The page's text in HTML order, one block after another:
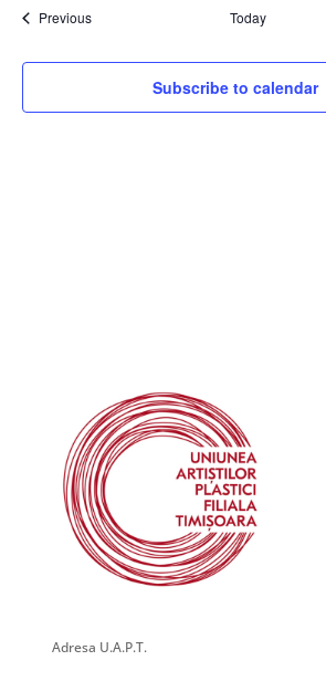
PreviousEvents Today
Subscribe to calendar
Adresa U.A.P.T.